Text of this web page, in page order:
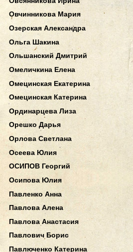
Овчинникова Мария
Озерская Александра
Ольга Шакина
Ольшанский Дмитрий
Омеличкина Елена
Омецинская Екатерина
Омецинская Катерина
Ординарцева Лиза
Орешко Дарья
Орлова Светлана
Осеева Юлия
ОСИПОВ Георгий
Осипова Юлия
Павленко Анна
Павлова Алена
Павлова Анастасия
Павлович Борис
Павлюченко Катерина